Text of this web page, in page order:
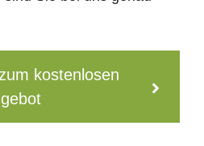
kostenlosen